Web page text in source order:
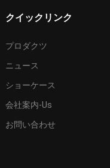
クイックリンク
プロダクツ
ニュース
ショーケース
会社案内-Us
お問い合わせ